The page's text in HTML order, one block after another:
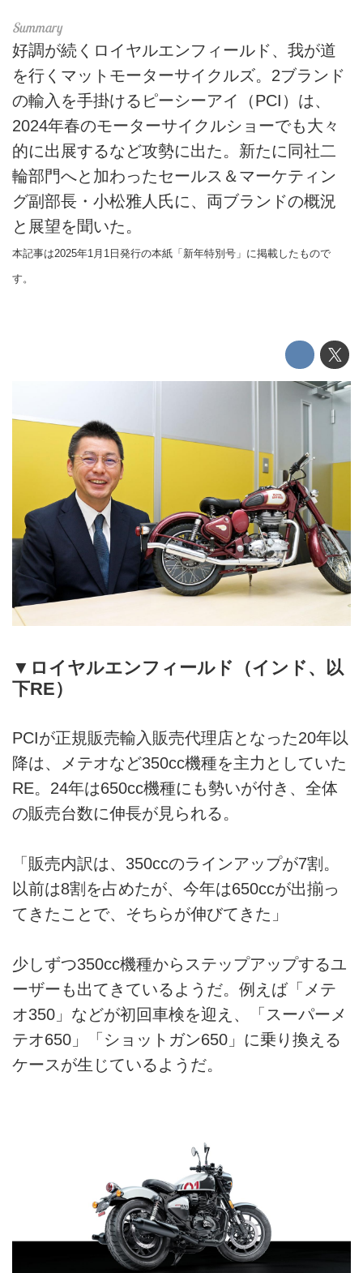
好調が続くロイヤルエンフィールド、我が道
を行くマットモーターサイクルズ。2ブランド
の輸入を手掛けるピーシーアイ（PCI）は、
2024年春のモーターサイクルショーでも大々
的に出展するなど攻勢に出た。新たに同社二
輪部門へと加わったセールス＆マーケティン
グ副部長・小松雅人氏に、両ブランドの概況
と展望を聞いた。
本記事は2025年1月1日発行の本紙「新年特別号」に掲載したもので
す。
▼ロイヤルエンフィールド（インド、以
下RE）
PCIが正規販売輸入販売代理店となった20年以
降は、メテオなど350cc機種を主力としていた
RE。24年は650cc機種にも勢いが付き、全体
の販売台数に伸長が見られる。
「販売内訳は、350ccのラインアップが7割。
以前は8割を占めたが、今年は650ccが出揃っ
てきたことで、そちらが伸びてきた」
少しずつ350cc機種からステップアップするユ
ーザーも出てきているようだ。例えば「メテ
オ350」などが初回車検を迎え、「スーパーメ
テオ650」「ショットガン650」に乗り換える
ケースが生じているようだ。